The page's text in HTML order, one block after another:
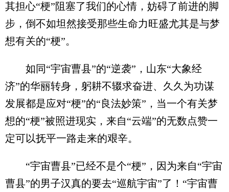
其担心“梗”阻塞了我们的心情，妨碍了前进的脚
步，倒不如坦然接受那些生命力旺盛尤其是与梦
想有关的“梗”。
如同“宇宙曹县”的“逆袭”，山东“大象经
济”的华丽转身，躬耕不辍求奋进、久久为功谋
发展都是应对“梗”的“良法妙策”，当一个有关梦
想的“梗”被照进现实，来自“云端”的无数点赞一
定可以抚平一路走来的艰辛。
“宇宙曹县”已经不是个“梗”，因为来自“宇宙
曹县”的男子汉真的要去“巡航宇宙”了！“宇宙曹